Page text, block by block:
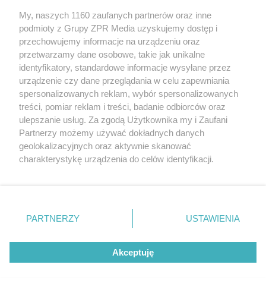
Daleko do pięciu porcji dziennie.
naprawdę jedzą warzywa i owoce
My, naszych 1160 zaufanych partnerów oraz inne
podmioty z Grupy ZPR Media uzyskujemy dostęp i
przechowujemy informacje na urządzeniu oraz
przetwarzamy dane osobowe, takie jak unikalne
identyfikatory, standardowe informacje wysyłane przez
urządzenie czy dane przeglądania w celu zapewniania
spersonalizowanych reklam, wybór spersonalizowanych
treści, pomiar reklam i treści, badanie odbiorców oraz
ulepszanie usług. Za zgodą Użytkownika my i Zaufani
Partnerzy możemy używać dokładnych danych
geolokalizacyjnych oraz aktywnie skanować
charakterystykę urządzenia do celów identyfikacji.
zmienić/wycofać klikając przycisk ustawień prywatności
znajdujący się w lewym dolnym rogu strony
rodzaje przetwarzania danych nie wymagają zgody
użytkownika, ale masz prawo sprzeciwić się takiemu
przetwarzaniu. Preferencje będą miały zastosowanie tylko
PARTNERZY USTAWIENIA
Akceptuję